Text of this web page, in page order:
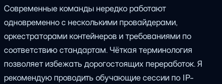
Современные команды нередко работают
одновременно с несколькими провайдерами,
оркестраторами контейнеров и требованиями по
соответствию стандартам. Чёткая терминология
позволяет избежать дорогостоящих переработок. Я
рекомендую проводить обучающие сессии по IP-